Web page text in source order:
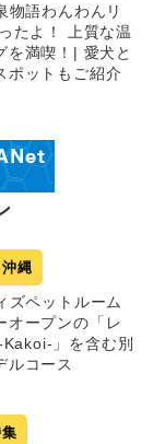
物語わんわんリ
たよ！ 上質な温
を満喫！| 愛犬と
ポットもご紹介
縄
ズペットルーム
オープンの「レ
」を含む別
ルコース